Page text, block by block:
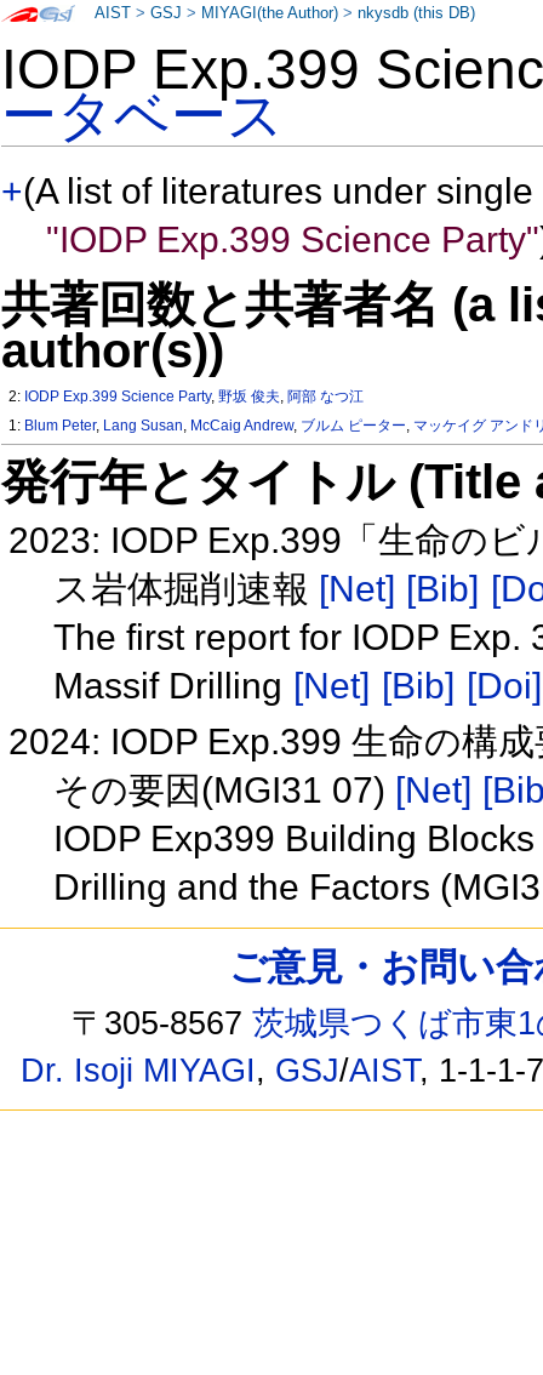
IODP Exp.399
ータベース
+(A list of literatures under
"IODP Exp.399 Science Party"
共著回数と共著者名 (a
author(s))
2: IODP Exp.399 Science Party,野坂 俊夫, 阿部 なつ江
1: Blum Peter, Lang Susan, McCaig Andrew, ブルム ピーター, マッケイグ アンド
発行年とタイトル
2023: IODP Exp.399「生命の
ス岩体掘削速報 [Net] [Bib]
The first report for IODP Exp.
Massif Drilling [Net] [Bib] [Doi]
2024: IODP Exp.399 生命の構
その要因(MGI31 07) [Net]
IODP Exp399 Building
Drilling and the Factors
AIST >GSJ > MIYAGI(the Author) >nkysdb (this DB)
ご意見・お問い
〒305-8567茨城県つくば市東
Dr. Isoji MIYAGI, GSJ/AIST, 1-1-1-